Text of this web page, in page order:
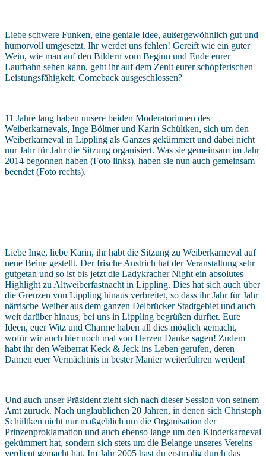
Liebe schwere Funken, eine geniale Idee, außergewöhnlich gut und
humorvoll umgesetzt. Ihr werdet uns fehlen! Gereift wie ein guter
Wein, wie man auf den Bildern vom Beginn und Ende eurer
Laufbahn sehen kann, geht ihr auf dem Zenit eurer schöpferischen
Leistungsfähigkeit. Comeback ausgeschlossen?
11 Jahre lang haben unsere beiden Moderatorinnen des
Weiberkarnevals, Inge Böltner und Karin Schültken, sich um den
Weiberkarneval in Lippling als Ganzes gekümmert und dabei nicht
nur Jahr für Jahr die Sitzung organisiert. Was sie gemeinsam im Jahr
2014 begonnen haben (Foto links), haben sie nun auch gemeinsam
beendet (Foto rechts).
Liebe Inge, liebe Karin, ihr habt die Sitzung zu Weiberkarneval auf
neue Beine gestellt. Der frische Anstrich hat der Veranstaltung sehr
gutgetan und so ist bis jetzt die Ladykracher Night ein absolutes
Highlight zu Altweiberfastnacht in Lippling. Dies hat sich auch über
die Grenzen von Lippling hinaus verbreitet, so dass ihr Jahr für Jahr
närrische Weiber aus dem ganzen Delbrücker Stadtgebiet und auch
weit darüber hinaus, bei uns in Lippling begrüßen durftet. Eure
Ideen, euer Witz und Charme haben all dies möglich gemacht,
wofür wir auch hier noch mal von Herzen Danke sagen! Zudem
habt ihr den Weiberrat Keck & Jeck ins Leben gerufen, deren
Damen euer Vermächtnis in bester Manier weiterführen werden!
Und auch unser Präsident zieht sich nach dieser Session von seinem
Amt zurück. Nach unglaublichen 20 Jahren, in denen sich Christoph
Schültken nicht nur maßgeblich um die Organisation der
Prinzenproklamation und auch ebenso lange um den Kinderkarneval
gekümmert hat, sondern sich stets um die Belange unseres Vereins
verdient gemacht hat. Im Jahr 2005 hast du erstmalig durch das